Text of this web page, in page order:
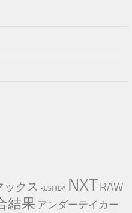
ックス KUSHIDA NXTRAW
結果 アンダーテイカー